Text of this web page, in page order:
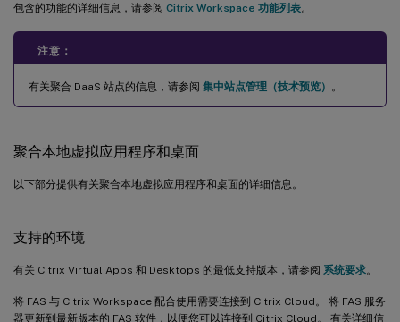
包含的功能的详细信息，请参阅 Citrix Workspace 功能列表。
注意：
有关聚合 DaaS 站点的信息，请参阅 集中站点管理（技术预览） 。
聚合本地虚拟应用程序和桌面
以下部分提供有关聚合本地虚拟应用程序和桌面的详细信息。
支持的环境
有关 Citrix Virtual Apps 和 Desktops 的最低支持版本，请参阅 系统要求。
将 FAS 与 Citrix Workspace 配合使用需要连接到 Citrix Cloud。 将 FAS 服务
器更新到最新版本的 FAS 软件，以便您可以连接到 Citrix Cloud。 有关详细信